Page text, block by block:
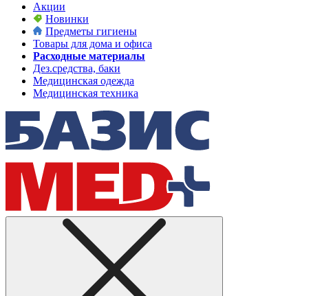
Акции
Новинки
Предметы гигиены
Товары для дома и офиса
Расходные материалы
Дез.средства, баки
Медицинская одежда
Медицинская техника